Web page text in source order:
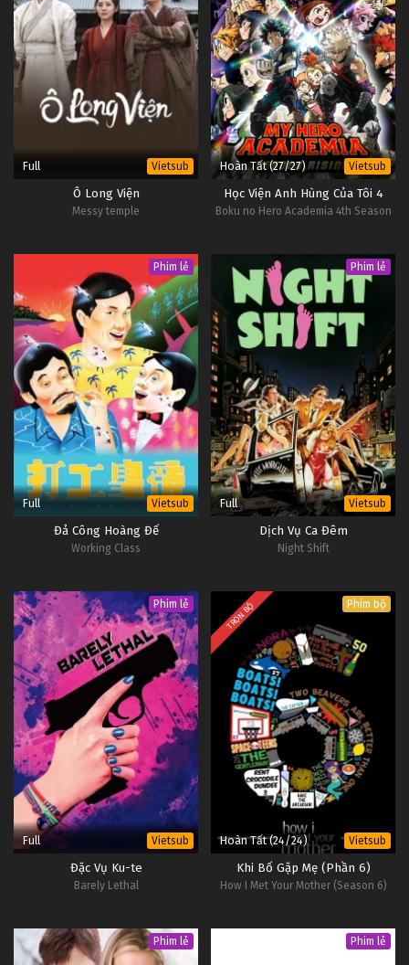
Full Vietsub
Ô Long Viện
Messy temple
Hoàn Tất (27/27) Vietsub
Học Viện Anh Hùng Của Tôi 4
Boku no Hero Academia 4th Season
Phim lẻ
Full Vietsub
Đả Công Hoàng Đế
Working Class
Phim lẻ
Full Vietsub
Dịch Vụ Ca Đêm
Night Shift
Phim lẻ
Full Vietsub
Đặc Vụ Ku-te
Barely Lethal
TRỌN BỘ Phim bộ
Hoàn Tất (24/24) Vietsub
Khi Bố Gặp Mẹ (Phần 6)
How I Met Your Mother (Season 6)
Phim lẻ Phim lẻ